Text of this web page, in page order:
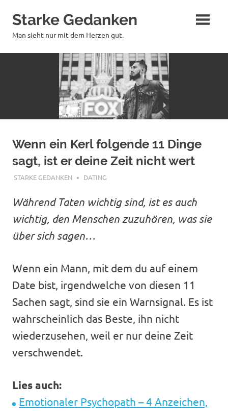
Inhalt
springen
Starke Gedanken
Man sieht nur mit dem Herzen gut.
Wenn ein Kerl folgende 11 Dinge
sagt, ist er deine Zeit nicht wert
JULI 1, 2019
STARKE GEDANKEN DATING
Während Taten wichtig sind, ist es auch
wichtig, den Menschen zuzuhören, was sie
über sich sagen…
Wenn ein Mann, mit dem du auf einem
Date bist, irgendwelche von diesen 11
Sachen sagt, sind sie ein Warnsignal. Es ist
wahrscheinlich das Beste, ihn nicht
wiederzusehen, weil er nur deine Zeit
verschwendet.
Lies auch:
Emotionaler Psychopath – 4 Anzeichen,